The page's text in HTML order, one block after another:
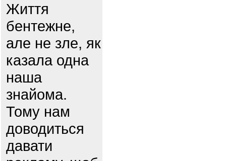
Життя
бентежне,
але не зле, як
казала одна
наша
знайома.
Тому нам
доводиться
давати